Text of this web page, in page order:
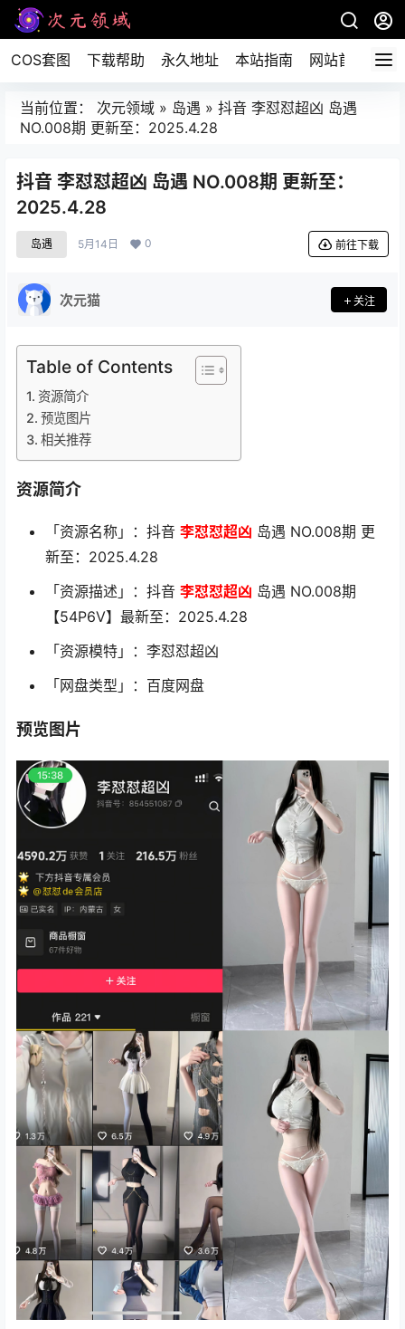
COS套图 下载帮助 永久地址 本站指南 网站首页
当前位置： 次元领域 » 岛遇 » 抖音 李怼怼超凶 岛遇
NO.008期 更新至：2025.4.28
抖音 李怼怼超凶 岛遇 NO.008期 更新至：
2025.4.28
岛遇 5月14日 0 前往下载
次元猫 关注
Table of Contents
资源简介
预览图片
相关推荐
资源简介
「资源名称」：抖音 李怼怼超凶 岛遇 NO.008期 更
新至：2025.4.28
「资源描述」：抖音 李怼怼超凶 岛遇 NO.008期
【54P6V】最新至：2025.4.28
「资源模特」：李怼怼超凶
「网盘类型」：百度网盘
预览图片